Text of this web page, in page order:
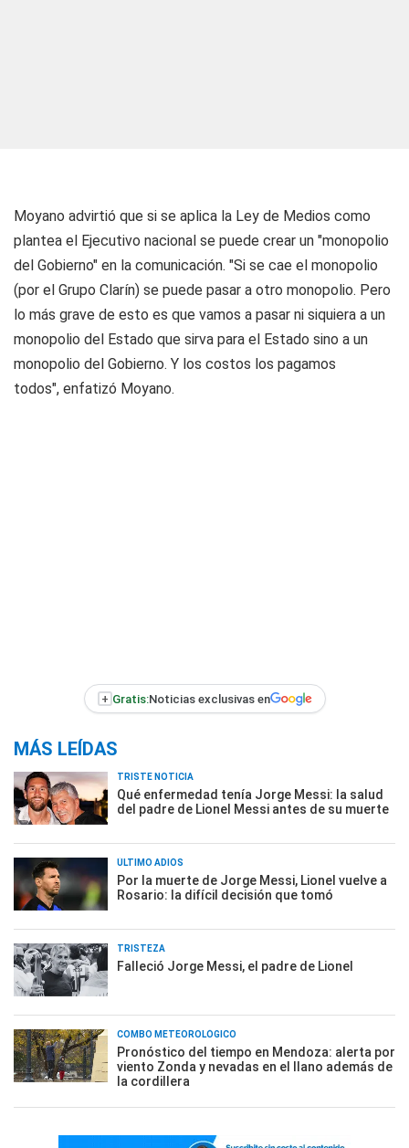
Moyano advirtió que si se aplica la Ley de Medios como
plantea el Ejecutivo nacional se puede crear un "monopolio
del Gobierno" en la comunicación. "Si se cae el monopolio
(por el Grupo Clarín) se puede pasar a otro monopolio. Pero
lo más grave de esto es que vamos a pasar ni siquiera a un
monopolio del Estado que sirva para el Estado sino a un
monopolio del Gobierno. Y los costos los pagamos
todos", enfatizó Moyano.
+ Gratis:Noticias exclusivas en
MÁS LEÍDAS
TRISTE NOTICIA
Qué enfermedad tenía Jorge Messi: la salud
del padre de Lionel Messi antes de su muerte
ÚLTIMO ADIÓS
Por la muerte de Jorge Messi, Lionel vuelve a
Rosario: la difícil decisión que tomó
TRISTEZA
Falleció Jorge Messi, el padre de Lionel
COMBO METEOROLÓGICO
Pronóstico del tiempo en Mendoza: alerta por
viento Zonda y nevadas en el llano además de
la cordillera